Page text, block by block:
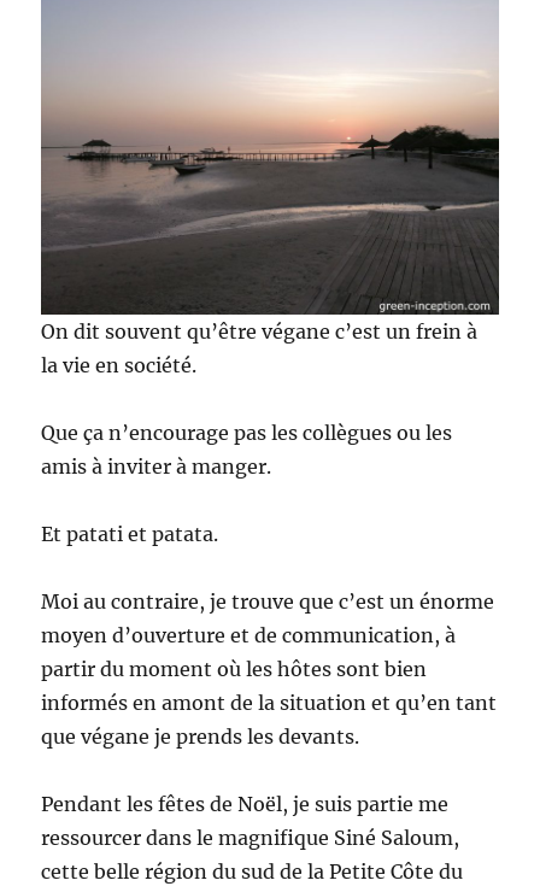
On dit souvent qu’être végane c’est un frein à
la vie en société.
Que ça n’encourage pas les collègues ou les
amis à inviter à manger.
Et patati et patata.
Moi au contraire, je trouve que c’est un énorme
moyen d’ouverture et de communication, à
partir du moment où les hôtes sont bien
informés en amont de la situation et qu’en tant
que végane je prends les devants.
Pendant les fêtes de Noël, je suis partie me
ressourcer dans le magnifique Siné Saloum,
cette belle région du sud de la Petite Côte du